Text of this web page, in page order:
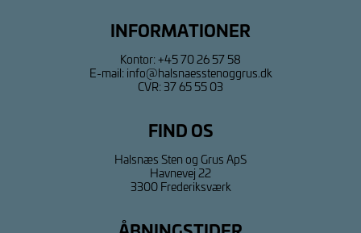
INFORMATIONER
Kontor:+45 70 26 57 58
E-mail: info@halsnaesstenoggrus.dk
CVR: 37 65 55 03
FIND OS
Halsnæs Sten og Grus ApS
Havnevej 22
3300 Frederiksværk